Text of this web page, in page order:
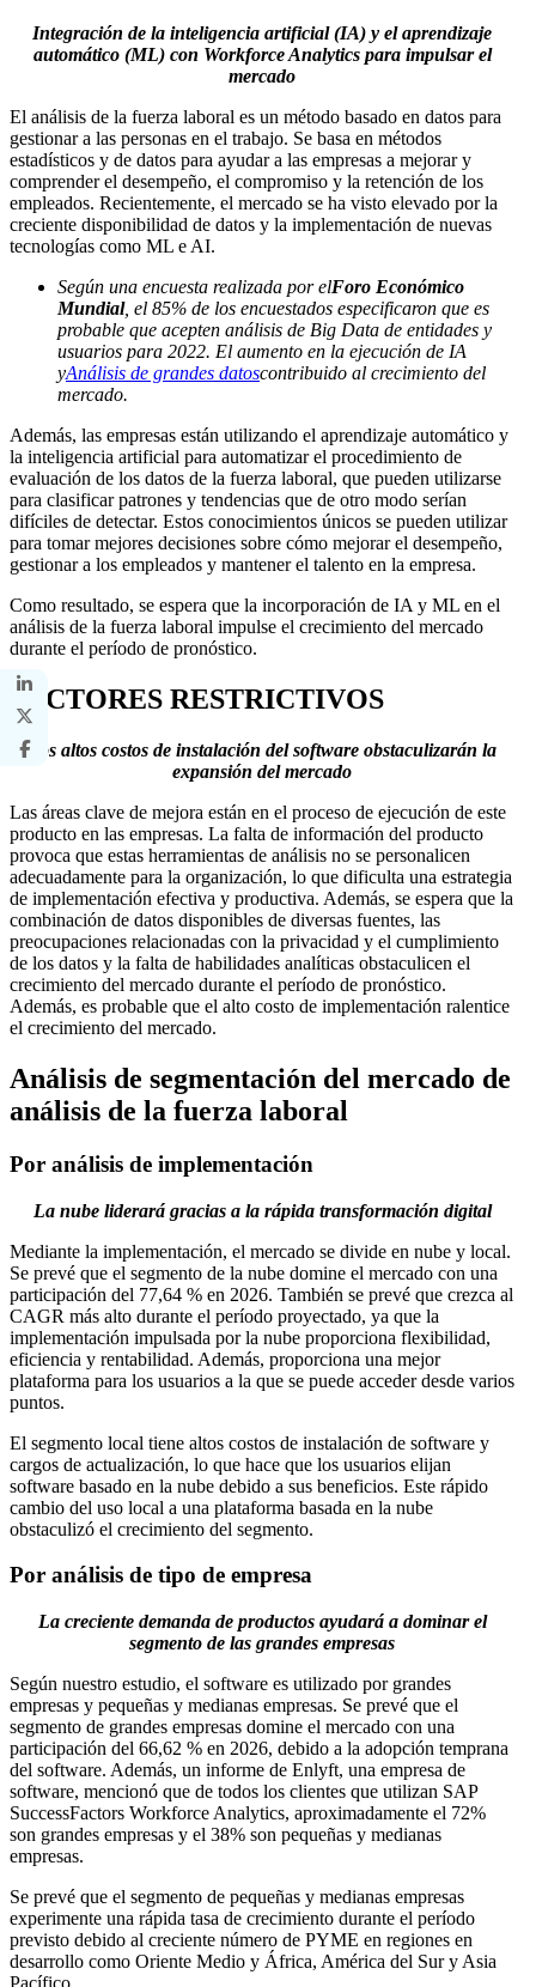
Integración de la inteligencia artificial (IA) y el aprendizaje
automático (ML) con Workforce Analytics para impulsar el
mercado
El análisis de la fuerza laboral es un método basado en datos para
gestionar a las personas en el trabajo. Se basa en métodos
estadísticos y de datos para ayudar a las empresas a mejorar y
comprender el desempeño, el compromiso y la retención de los
empleados. Recientemente, el mercado se ha visto elevado por la
creciente disponibilidad de datos y la implementación de nuevas
tecnologías como ML e AI.
Según una encuesta realizada por elForo Económico
Mundial, el 85% de los encuestados especificaron que es
probable que acepten análisis de Big Data de entidades y
usuarios para 2022. El aumento en la ejecución de IA
yAnálisis de grandes datoscontribuido al crecimiento del
mercado.
Además, las empresas están utilizando el aprendizaje automático y
la inteligencia artificial para automatizar el procedimiento de
evaluación de los datos de la fuerza laboral, que pueden utilizarse
para clasificar patrones y tendencias que de otro modo serían
difíciles de detectar. Estos conocimientos únicos se pueden utilizar
para tomar mejores decisiones sobre cómo mejorar el desempeño,
gestionar a los empleados y mantener el talento en la empresa.
Como resultado, se espera que la incorporación de IA y ML en el
análisis de la fuerza laboral impulse el crecimiento del mercado
durante el período de pronóstico.
FACTORES RESTRICTIVOS
Los altos costos de instalación del software obstaculizarán la
expansión del mercado
Las áreas clave de mejora están en el proceso de ejecución de este
producto en las empresas. La falta de información del producto
provoca que estas herramientas de análisis no se personalicen
adecuadamente para la organización, lo que dificulta una estrategia
de implementación efectiva y productiva. Además, se espera que la
combinación de datos disponibles de diversas fuentes, las
preocupaciones relacionadas con la privacidad y el cumplimiento
de los datos y la falta de habilidades analíticas obstaculicen el
crecimiento del mercado durante el período de pronóstico.
Además, es probable que el alto costo de implementación ralentice
el crecimiento del mercado.
Análisis de segmentación del mercado de
análisis de la fuerza laboral
Por análisis de implementación
La nube liderará gracias a la rápida transformación digital
Mediante la implementación, el mercado se divide en nube y local.
Se prevé que el segmento de la nube domine el mercado con una
participación del 77,64 % en 2026. También se prevé que crezca al
CAGR más alto durante el período proyectado, ya que la
implementación impulsada por la nube proporciona flexibilidad,
eficiencia y rentabilidad. Además, proporciona una mejor
plataforma para los usuarios a la que se puede acceder desde varios
puntos.
El segmento local tiene altos costos de instalación de software y
cargos de actualización, lo que hace que los usuarios elijan
software basado en la nube debido a sus beneficios. Este rápido
cambio del uso local a una plataforma basada en la nube
obstaculizó el crecimiento del segmento.
Por análisis de tipo de empresa
La creciente demanda de productos ayudará a dominar el
segmento de las grandes empresas
Según nuestro estudio, el software es utilizado por grandes
empresas y pequeñas y medianas empresas. Se prevé que el
segmento de grandes empresas domine el mercado con una
participación del 66,62 % en 2026, debido a la adopción temprana
del software. Además, un informe de Enlyft, una empresa de
software, mencionó que de todos los clientes que utilizan SAP
SuccessFactors Workforce Analytics, aproximadamente el 72%
son grandes empresas y el 38% son pequeñas y medianas
empresas.
Se prevé que el segmento de pequeñas y medianas empresas
experimente una rápida tasa de crecimiento durante el período
previsto debido al creciente número de PYME en regiones en
desarrollo como Oriente Medio y África, América del Sur y Asia